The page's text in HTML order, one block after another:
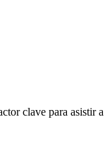
clave para asistir a